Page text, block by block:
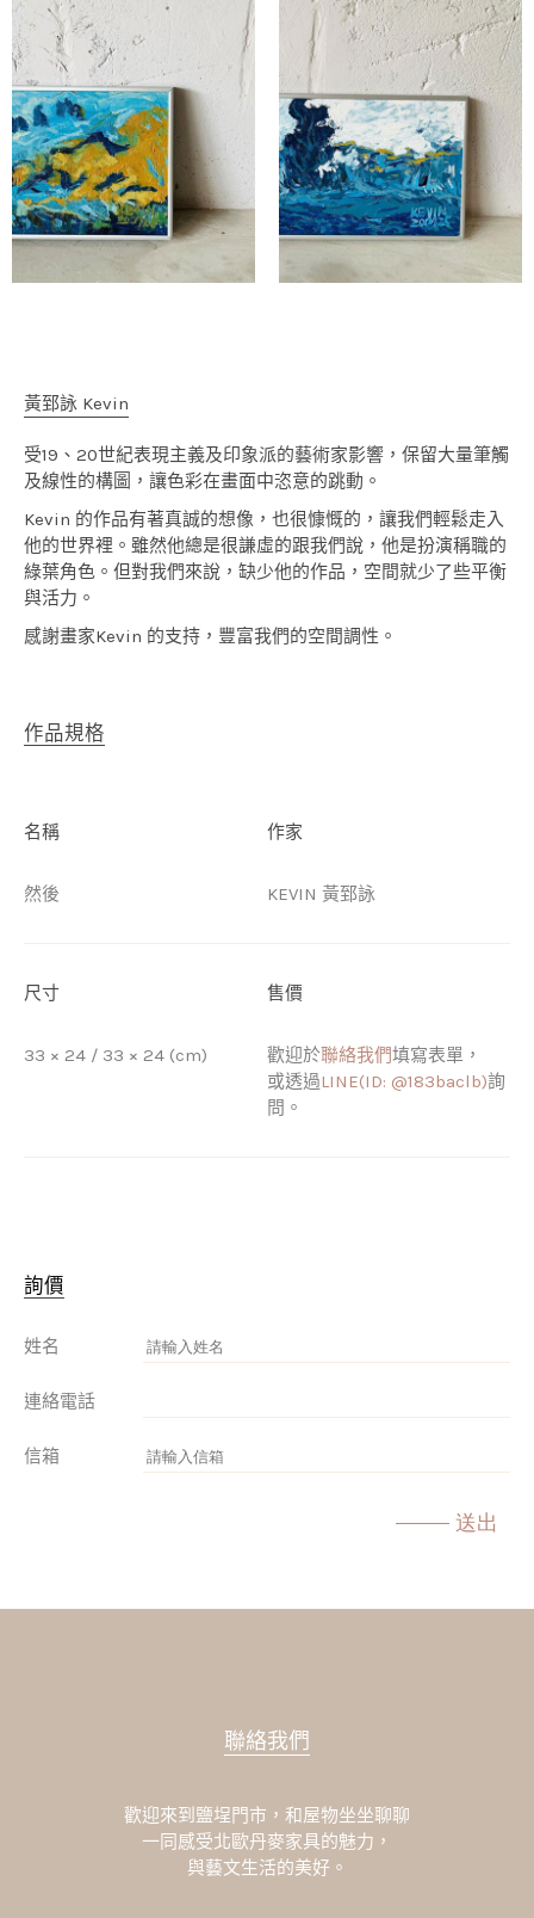
黃郅詠 Kevin
受19、20世紀表現主義及印象派的藝術家影響，保留大量筆觸
及線性的構圖，讓色彩在畫面中恣意的跳動。
Kevin 的作品有著真誠的想像，也很慷慨的，讓我們輕鬆走入
他的世界裡。雖然他總是很謙虛的跟我們說，他是扮演稱職的
綠葉角色。但對我們來說，缺少他的作品，空間就少了些平衡
與活力。
感謝畫家Kevin 的支持，豐富我們的空間調性。
作品規格
名稱
然後
作家
KEVIN 黃郅詠
尺寸
33 × 24 / 33 × 24 (cm)
售價
歡迎於聯絡我們填寫表單，
或透過LINE(ID: @183baclb)詢
問。
詢價
姓名
連絡電話
信箱
送出
聯絡我們
歡迎來到鹽埕門市，和屋物坐坐聊聊
一同感受北歐丹麥家具的魅力，
與藝文生活的美好。